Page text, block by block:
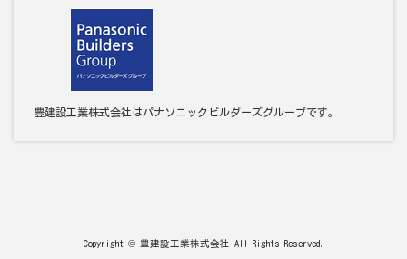
豊建設工業株式会社はパナソニックビルダーズグループです。
Copyright © 豊建設工業株式会社 All Rights Reserved.